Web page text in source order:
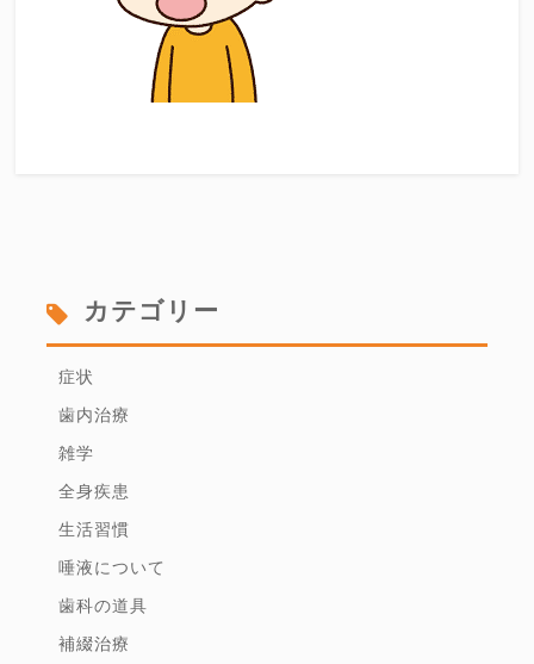
カテゴリー
症状
歯内治療
雑学
全身疾患
生活習慣
唾液について
歯科の道具
補綴治療